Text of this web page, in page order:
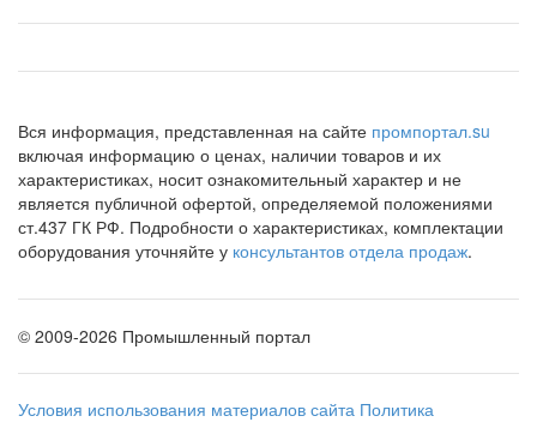
Вся информация, представленная на сайте промпортал.su
включая информацию о ценах, наличии товаров и их
характеристиках, носит ознакомительный характер и не
является публичной офертой, определяемой положениями
ст.437 ГК РФ. Подробности о характеристиках, комплектации
оборудования уточняйте у консультантов отдела продаж.
© 2009-2026 Промышленный портал
Условия использования материалов сайта Политика